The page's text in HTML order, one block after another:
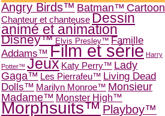
Angry Birds™ Batman™ Cartoon
Chanteur et chanteuse Dessin
animé et animation
Disney™ Elvis Presley™ Famille
Addams™ Film et série Harry
Potter™ Jeux Katy Perry™ Lady
Gaga™ Les Pierrafeu™ Living Dead
Dolls™ Marilyn Monroe™ Monsieur
Madame™ Monster High™
Morphsuits™Playboy™